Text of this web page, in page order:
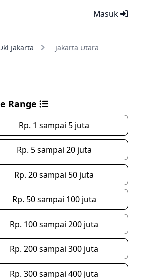
Masuk
Jakarta Jakarta Utara
Range
Rp. 1 sampai 5 juta
Rp. 5 sampai 20 juta
Rp. 20 sampai 50 juta
Rp. 50 sampai 100 juta
Rp. 100 sampai 200 juta
Rp. 200 sampai 300 juta
Rp. 300 sampai 400 juta